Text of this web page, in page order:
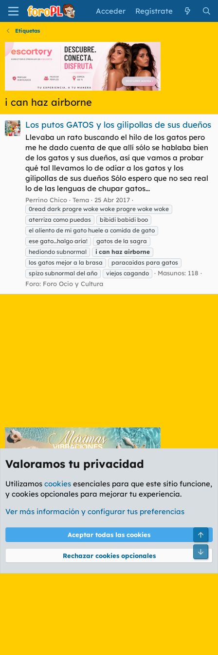
Acceder Regístrate
Etiquetas
i can haz airborne
Los putos GATOS y los gilipollas de sus dueños
Llevaba un rato buscando el hilo de los gatos pero
me he dado cuenta de que allí sólo se hablaba bien
de los gatos y sus dueños, así que vamos a probar
qué tal llevamos lo de odiar a los gatos y los
gilipollas de sus dueños Sólo espero que no sea real
lo de las lenguas de chupar gatos...
Perrino Chico Tema 25 Abr 2017
0read dark progre woke woke progre woke woke
aterriza como puedas
bibidi babidi boo
el aliento de mi gato huele a comida de gato
ese gato…halgo aría!
gatos de la sagra
hediondo subnormal
i can haz airborne
los gatos mejor a la brasa
paracaidas para gatos
spizo subnormal del año
viejos cagando
Masunos: 118
Foro: Foro Ocio y Cultura
Etiquetas
Cookies
PL OLDSTYLE AMARILLO
Términos y reglas Política de privacidad Ayuda
Community platform by XenForo® © 2010-2026 XenForo Ltd.
Valoramos tu privacidad
Utilizamos cookies esenciales para que este sitio funcione,
y cookies opcionales para mejorar tu experiencia.
Ver más información y configurar tus preferencias
Aceptar todas las cookies
Rechazar cookies opcionales
Pie